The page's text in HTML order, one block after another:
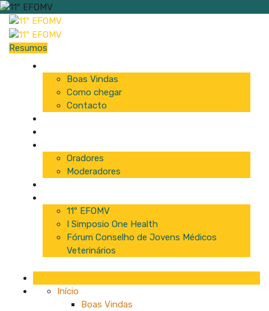
Resumos
Boas Vindas
Como chegar
Contacto
Oradores
Moderadores
11º EFOMV
I Simposio One Health
Fórum Conselho de Jovens Médicos
Veterinários
Início
Boas Vindas